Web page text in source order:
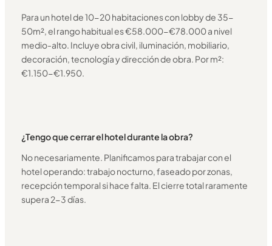
Para un hotel de 10-20 habitaciones con lobby de 35-
50m², el rango habitual es €58.000-€78.000 a nivel
medio-alto. Incluye obra civil, iluminación, mobiliario,
decoración, tecnología y dirección de obra. Por m²:
€1.150-€1.950.
¿Tengo que cerrar el hotel durante la obra?
No necesariamente. Planificamos para trabajar con el
hotel operando: trabajo nocturno, faseado por zonas,
recepción temporal si hace falta. El cierre total raramente
supera 2-3 días.